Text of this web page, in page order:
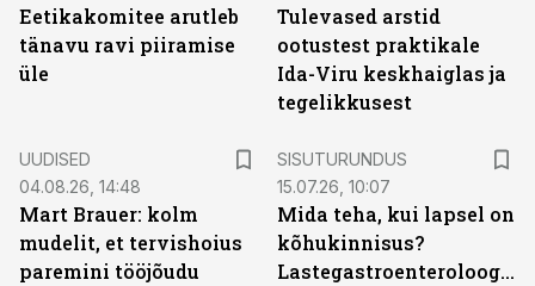
Eetikakomitee arutleb
tänavu ravi piiramise
üle
Tulevased arstid
ootustest praktikale
Ida-Viru keskhaiglas ja
tegelikkusest
UUDISED
04.08.26, 14:48
Mart Brauer: kolm
mudelit, et tervishoius
paremini tööjõudu
SISUTURUNDUS
15.07.26, 10:07
Mida teha, kui lapsel on
kõhukinnisus?
Lastegastroenteroloogid